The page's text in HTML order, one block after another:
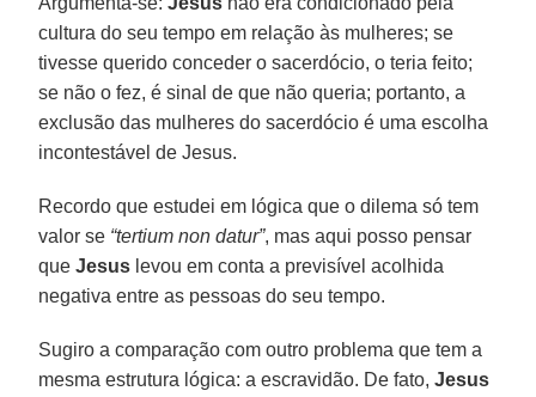
cultura do seu tempo em relação às mulheres; se
tivesse querido conceder o sacerdócio, o teria feito;
se não o fez, é sinal de que não queria; portanto, a
exclusão das mulheres do sacerdócio é uma escolha
incontestável de Jesus.
Recordo que estudei em lógica que o dilema só tem
valor se “tertium non datur”, mas aqui posso pensar
queJesus levou em conta a previsível acolhida
negativa entre as pessoas do seu tempo.
Sugiro a comparação com outro problema que tem a
mesma estrutura lógica: a escravidão. De fato,Jesus